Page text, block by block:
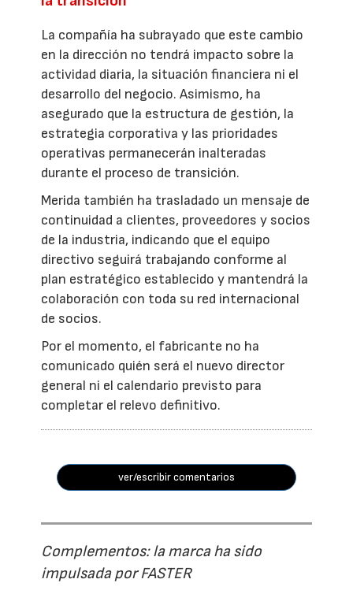
La compañía ha subrayado que este cambio
en la dirección no tendrá impacto sobre la
actividad diaria, la situación financiera ni el
desarrollo del negocio. Asimismo, ha
asegurado que la estructura de gestión, la
estrategia corporativa y las prioridades
operativas permanecerán inalteradas
durante el proceso de transición.
Merida también ha trasladado un mensaje de
continuidad a clientes, proveedores y socios
de la industria, indicando que el equipo
directivo seguirá trabajando conforme al
plan estratégico establecido y mantendrá la
colaboración con toda su red internacional
de socios.
Por el momento, el fabricante no ha
comunicado quién será el nuevo director
general ni el calendario previsto para
completar el relevo definitivo.
ver/escribir comentarios
Complementos: la marca ha sido
impulsada por FASTER